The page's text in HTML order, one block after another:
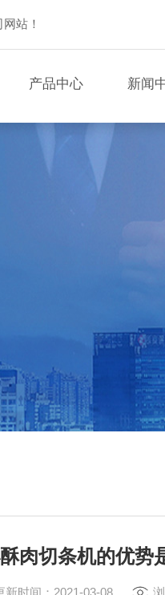
站！
产品中心 新闻
肉切条机的优势
新时间：2021-03-08